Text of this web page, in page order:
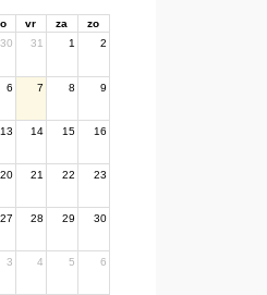
vr za
zo
30 31 1 2
6 7 8 9
13 14 15 16
20 21 22 23
27 28 29 30
3 4 5 6